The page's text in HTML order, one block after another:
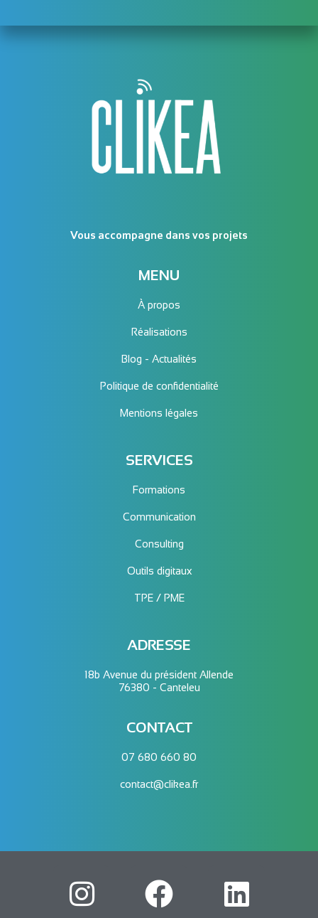
Vous accompagne dans vos projets
MENU
À propos
Réalisations
Blog - Actualités
Politique de confidentialité
Mentions légales
SERVICES
Formations
Communication
Consulting
Outils digitaux
TPE / PME
ADRESSE
18b Avenue du président Allende
76380 - Canteleu
CONTACT
07 680 660 80
contact@clikea.fr